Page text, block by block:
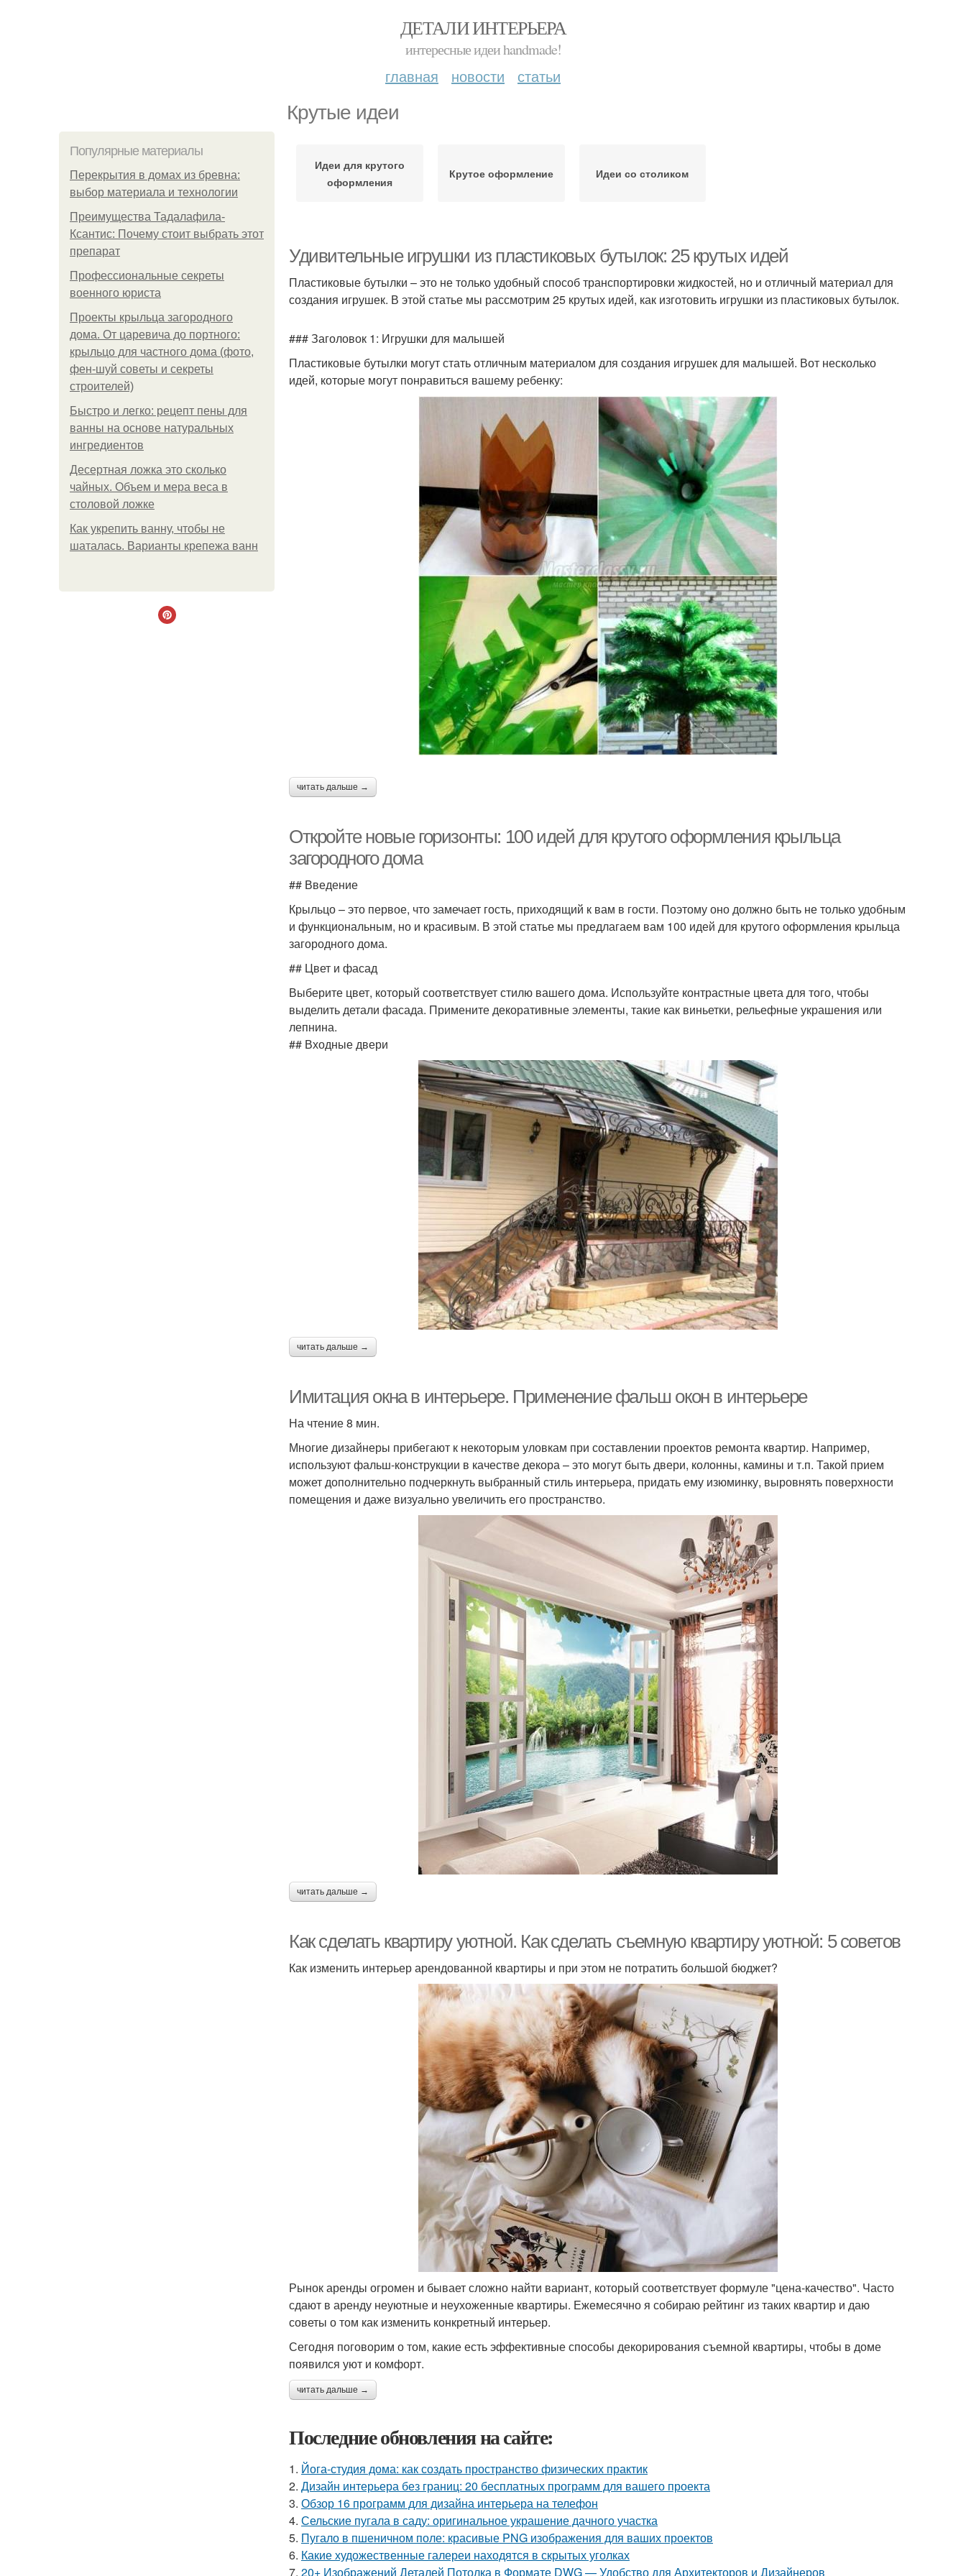
ДЕТАЛИ ИНТЕРЬЕРА
интересные идеи handmade!
главная новости статьи
Крутые идеи
Популярные материалы
Перекрытия в домах из бревна:
выбор материала и технологии
Преимущества Тадалафила-
Ксантис: Почему стоит выбрать этот
препарат
Профессиональные секреты
военного юриста
Проекты крыльца загородного
дома. От царевича до портного:
крыльцо для частного дома (фото,
фен-шуй советы и секреты
строителей)
Быстро и легко: рецепт пены для
ванны на основе натуральных
ингредиентов
Десертная ложка это сколько
чайных. Объем и мера веса в
столовой ложке
Как укрепить ванну, чтобы не
шаталась. Варианты крепежа ванн
Идеи для крутого
оформления
Крутое оформление Идеи со столиком
Удивительные игрушки из пластиковых бутылок: 25 крутых идей
Пластиковые бутылки – это не только удобный способ транспортировки жидкостей, но и отличный материал для
создания игрушек. В этой статье мы рассмотрим 25 крутых идей, как изготовить игрушки из пластиковых бутылок.
### Заголовок 1: Игрушки для малышей
Пластиковые бутылки могут стать отличным материалом для создания игрушек для малышей. Вот несколько
идей, которые могут понравиться вашему ребенку:
читать дальше →
Откройте новые горизонты: 100 идей для крутого оформления крыльца
загородного дома
## Введение
Крыльцо – это первое, что замечает гость, приходящий к вам в гости. Поэтому оно должно быть не только удобным
и функциональным, но и красивым. В этой статье мы предлагаем вам 100 идей для крутого оформления крыльца
загородного дома.
## Цвет и фасад
Выберите цвет, который соответствует стилю вашего дома. Используйте контрастные цвета для того, чтобы
выделить детали фасада. Примените декоративные элементы, такие как виньетки, рельефные украшения или
лепнина.
## Входные двери
читать дальше →
Имитация окна в интерьере. Применение фальш окон в интерьере
На чтение 8 мин.
Многие дизайнеры прибегают к некоторым уловкам при составлении проектов ремонта квартир. Например,
используют фальш-конструкции в качестве декора – это могут быть двери, колонны, камины и т.п. Такой прием
может дополнительно подчеркнуть выбранный стиль интерьера, придать ему изюминку, выровнять поверхности
помещения и даже визуально увеличить его пространство.
читать дальше →
Как сделать квартиру уютной. Как сделать съемную квартиру уютной: 5 советов
Как изменить интерьер арендованной квартиры и при этом не потратить большой бюджет?
Рынок аренды огромен и бывает сложно найти вариант, который соответствует формуле "цена-качество". Часто
сдают в аренду неуютные и неухоженные квартиры. Ежемесячно я собираю рейтинг из таких квартир и даю
советы о том как изменить конкретный интерьер.
Сегодня поговорим о том, какие есть эффективные способы декорирования съемной квартиры, чтобы в доме
появился уют и комфорт.
читать дальше →
Последние обновления на сайте:
1. Йога-студия дома: как создать пространство физических практик
2. Дизайн интерьера без границ: 20 бесплатных программ для вашего проекта
3. Обзор 16 программ для дизайна интерьера на телефон
4. Сельские пугала в саду: оригинальное украшение дачного участка
5. Пугало в пшеничном поле: красивые PNG изображения для ваших проектов
6. Какие художественные галереи находятся в скрытых уголках
7. 20+ Изображений Деталей Потолка в Формате DWG — Удобство для Архитекторов и Дизайнеров